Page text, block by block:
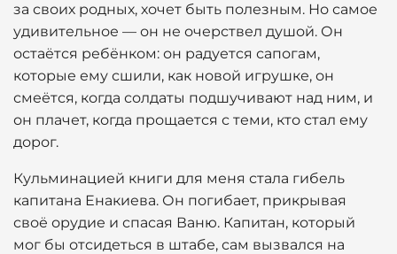
за своих родных, хочет быть полезным. Но самое
удивительное — он не очерствел душой. Он
остаётся ребёнком: он радуется сапогам,
которые ему сшили, как новой игрушке, он
смеётся, когда солдаты подшучивают над ним, и
он плачет, когда прощается с теми, кто стал ему
дорог.
Кульминацией книги для меня стала гибель
капитана Енакиева. Он погибает, прикрывая
своё орудие и спасая Ваню. Капитан, который
мог бы отсидеться в штабе, сам вызвался на